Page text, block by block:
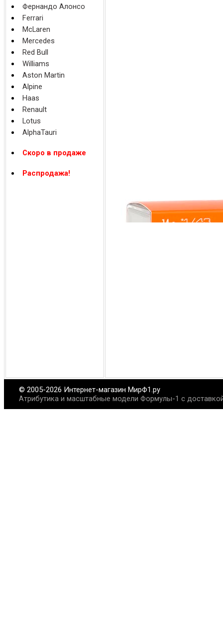
Фернандо Алонсо
Ferrari
McLaren
Mercedes
Red Bull
Williams
Aston Martin
Alpine
Haas
Renault
Lotus
AlphaTauri
Скоро в продаже
Распродажа!
© 2005-2026 Интернет-магазин МирФ1.ру
Атрибутика и масштабные модели Формулы-1 с